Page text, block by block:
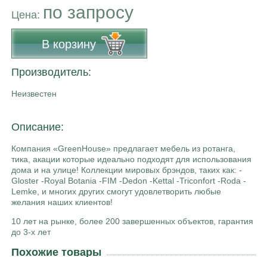
Цена: по запросу
В корзину
Производитель:
Неизвестен
Описание:
Компания «GreenHouse» предлагает мебель из ротанга,
тика, акации которые идеально подходят для использования
дома и на улице! Коллекции мировых брэндов, таких как: -
Gloster -Royal Botania -FIM -Dedon -Kettal -Triconfort -Roda -
Lemke, и многих других смогут удовлетворить любые
желания наших клиентов!
10 лет на рынке, более 200 завершенных объектов, гарантия
до 3-х лет
Похожие товары